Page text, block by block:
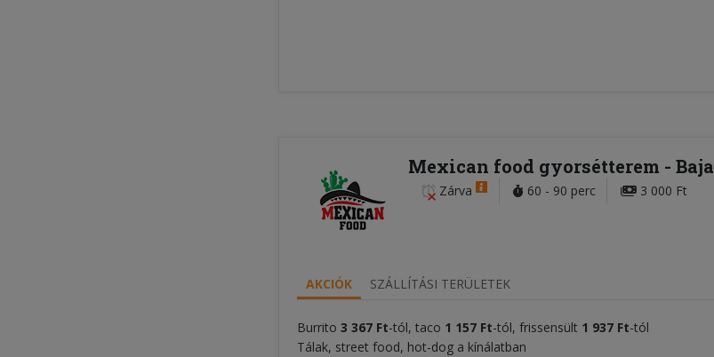
Mexican food gyorsétterem - Baja
Zárva 60 - 90 perc 3 000 Ft
AKCIÓK SZÁLLÍTÁSI TERÜLETEK
Burrito 3 367 Ft-tól, taco 1 157 Ft-tól, frissensült 1 937 Ft-tól
Tálak, street food, hot-dog a kínálatban